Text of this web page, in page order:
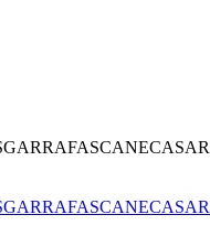
GARRAFASCANECASAR
GARRAFASCANECASAR